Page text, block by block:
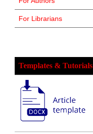
For Librarians
Templates & Tutorials